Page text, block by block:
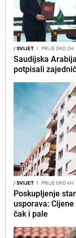
/SVIJET I PRIJE OKO 2H
Saudijska
potpisali
/SVIJET I PRIJE OKO 4H
Poskupljenje
usporava:
čak i pale